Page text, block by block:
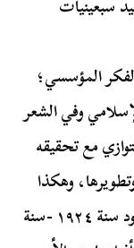
سبعينيات
المؤسسي؛
وفي الشعر
مع تحقيقه
وهكذا
كان أيضاً الموسيقار جمال عبد الرحيم المولود سنة ١٩٢٤ -سنة